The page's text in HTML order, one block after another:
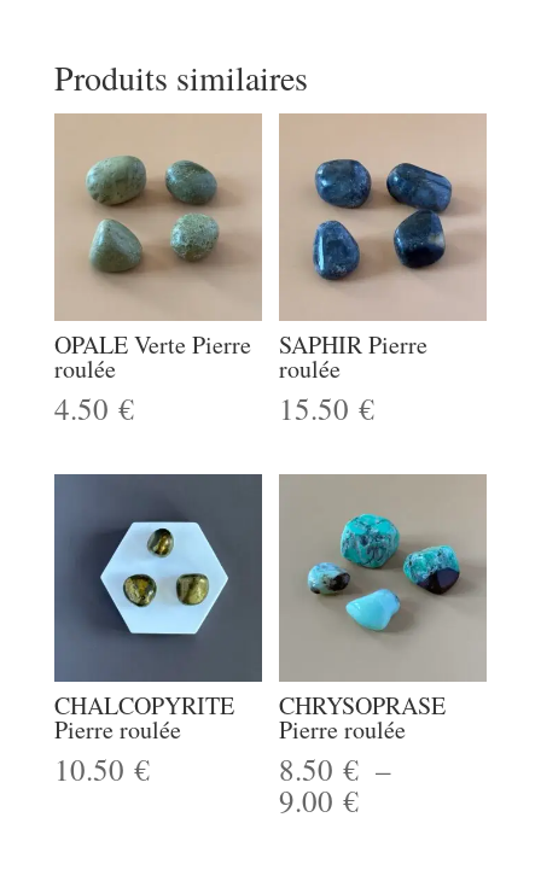
Produits similaires
OPALE Verte Pierre
roulée
4.50 €
SAPHIR Pierre
roulée
15.50€
CHALCOPYRITE
Pierre roulée
10.50 €
CHRYSOPRASE
Pierre roulée
8.50€ –
9.00€Plage